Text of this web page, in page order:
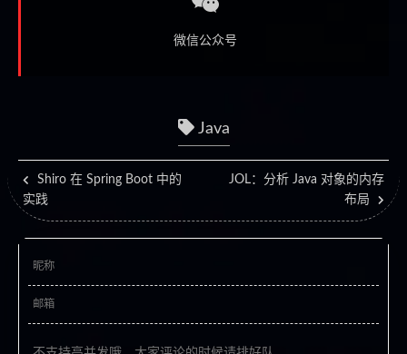
微信公众号
Java
Shiro 在 Spring Boot 中的
实践
JOL：分析 Java 对象的内存
布局